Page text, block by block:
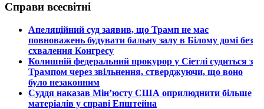
Справи всесвітні
​Апеляційний суд заявив, що Трамп не має
повноважень будувати бальну залу в Білому домі без
схвалення Конгресу
​Колишній федеральний прокурор у Сіетлі судиться з
Трампом через звільнення, стверджуючи, що воно
було незаконним
​Суддя наказав Мін’юсту США оприлюднити більше
матеріалів у справі Епштейна